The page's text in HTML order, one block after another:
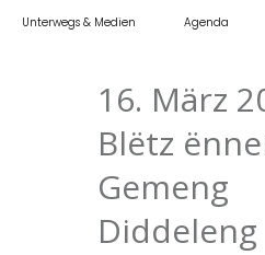
Unterwegs & Medien Agenda
16. März
Blëtz
Gemeng
Diddeleng